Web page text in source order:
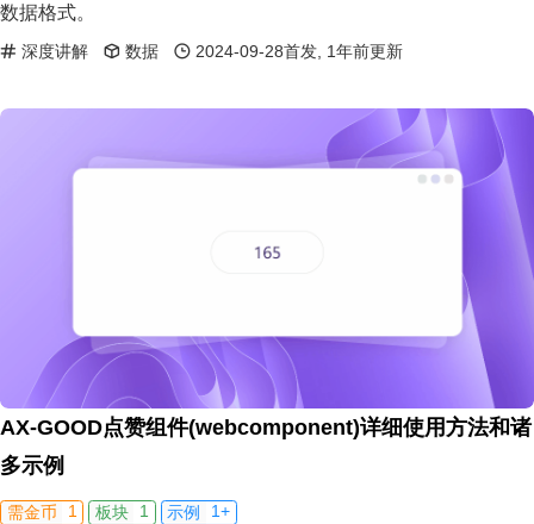
数据格式。
深度讲解 数据 2024-09-28首发, 1年前更新
AX-GOOD点赞组件(webcomponent)详细使用方法和诸
多示例
需金币 1 板块 1 示例 1+